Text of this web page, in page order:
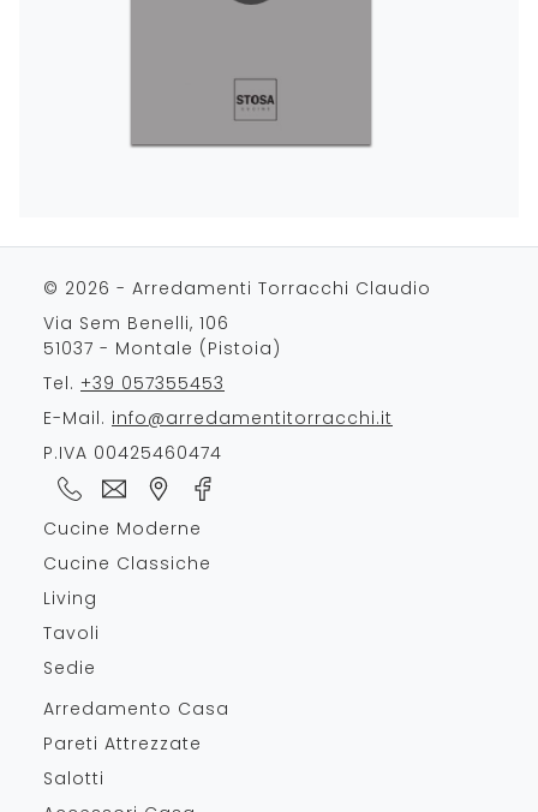
© 2026 - Arredamenti Torracchi Claudio
Via Sem Benelli, 106
51037 - Montale (Pistoia)
Tel. +39 057355453
E-Mail. info@arredamentitorracchi.it
P.IVA 00425460474
Cucine Moderne
Cucine Classiche
Living
Tavoli
Sedie
Arredamento Casa
Pareti Attrezzate
Salotti